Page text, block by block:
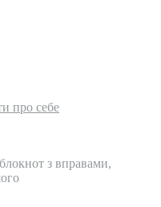
про себе
з вправами,